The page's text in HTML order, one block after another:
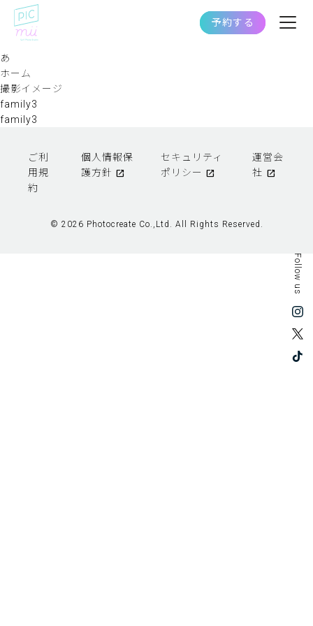
予約する
Follow us
あ
ホーム
撮影イメージ
family3
family3
ご利
用規
約
個人情報保
護方針
セキュリティ
ポリシー
運営会
社
© 2026 Photocreate Co.,Ltd. All Rights Reserved.